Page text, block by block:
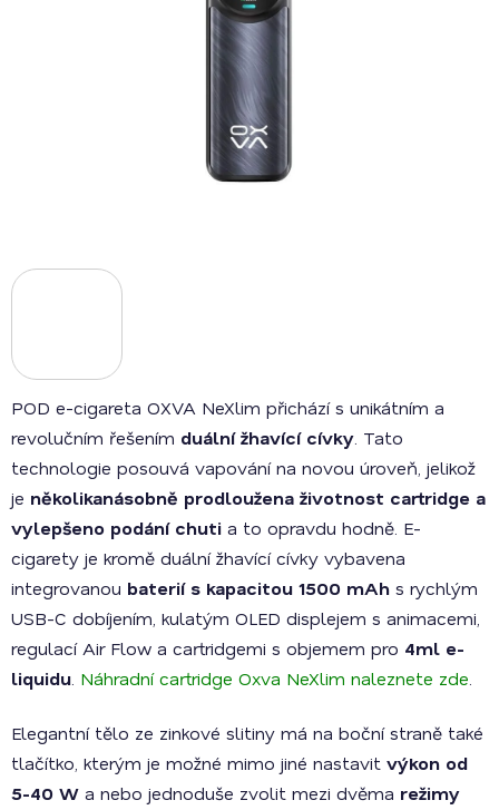
POD e-cigareta OXVA NeXlim přichází s unikátním a
revolučním řešením duální žhavící cívky . Tato
technologie posouvá vapování na novou úroveň, jelikož
je několikanásobně prodloužena životnost cartridge a
vylepšeno podání chuti a to opravdu hodně. E-
cigarety je kromě duální žhavící cívky vybavena
integrovanou baterií s kapacitou 1500 mAh s rychlým
USB-C dobíjením, kulatým OLED displejem s animacemi,
regulací Air Flow a cartridgemi s objemem pro 4ml e-
liquidu Náhradní cartridge Oxva NeXlim naleznete zde
Elegantní tělo ze zinkové slitiny má na boční straně také
tlačítko, kterým je možné mimo jiné nastavit výkon od
5-40 W a nebo jednoduše zvolit mezi dvěma režimy